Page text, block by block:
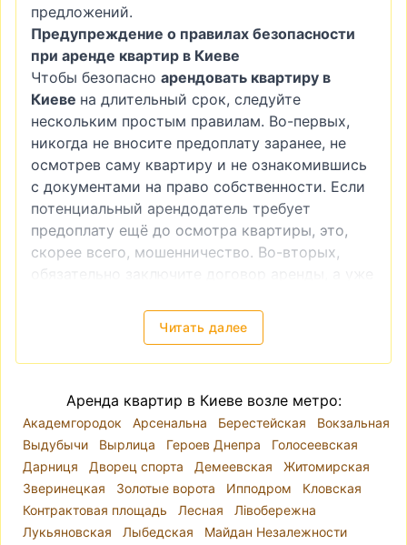
предложений.
Предупреждение о правилах безопасности
при аренде квартир в Киеве
Чтобы безопасно арендовать квартиру в
Киеве на длительный срок, следуйте
нескольким простым правилам. Во-первых,
никогда не вносите предоплату заранее, не
осмотрев саму квартиру и не ознакомившись
с документами на право собственности. Если
потенциальный арендодатель требует
предоплату ещё до осмотра квартиры, это,
скорее всего, мошенничество. Во-вторых,
обязательно заключите договор аренды, а уже
если вы видите слишком низкую цену на
квартиру, это также часто является
признаком мошенничества.
Киев разделён на десять районов. Река Днепр
делит город так, что районы Голосеевский,
Оболонский, Печерский, Подольский,
Святошинский, Соломенский и
Шевченковский находятся на правом берегу, а
Дарницкий, Деснянский и Днепровский — на
левом. Однако при выборе места для аренды
Читать далее
Аренда квартир в Киеве возле метро:
Академгородок Арсенальна Берестейская
Вокзальная
Выдубычи
Вырлица Героев Днепра
Голосеевская
Дарниця
Дворец спорта Демеевская
Житомирская
Зверинецкая
Золотые ворота Ипподром
Кловская
Контрактовая площадь
Лесная
Лівобережна
Лукьяновская
Лыбедская
Майдан Незалежности